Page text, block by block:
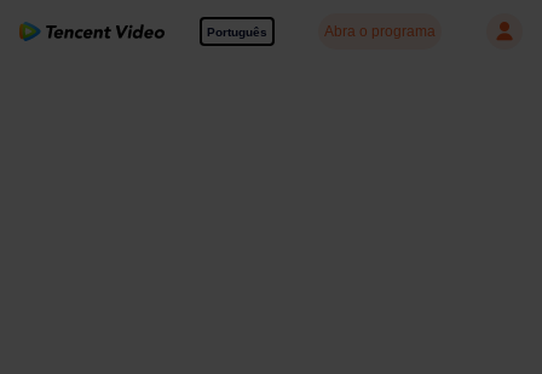
Português Abra o programa